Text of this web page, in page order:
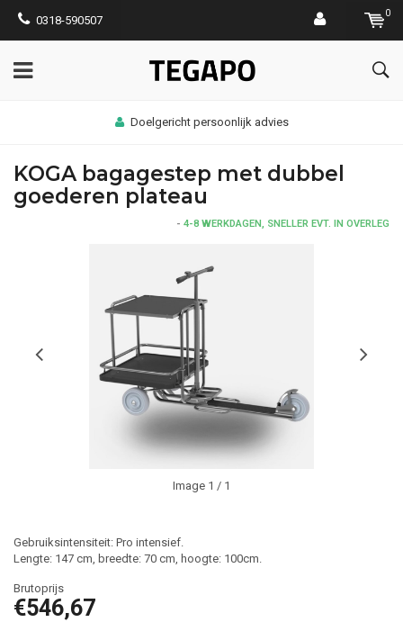
0318-590507
0
Doelgericht persoonlijk advies
KOGA bagagestep met dubbel
goederen plateau
- 4-8 WERKDAGEN, SNELLER EVT. IN OVERLEG
Image 1 / 1
Gebruiksintensiteit: Pro intensief.
Lengte: 147 cm, breedte: 70 cm, hoogte: 100cm.
€546,67